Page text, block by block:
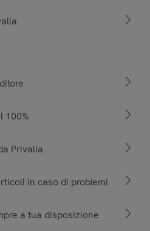
100%
Privalia
in caso di problemi
a tua disposizione